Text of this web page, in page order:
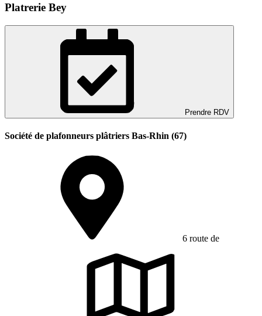
Platrerie Bey
Prendre RDV
Société de plafonneurs plâtriers Bas-Rhin (67)
6 route de